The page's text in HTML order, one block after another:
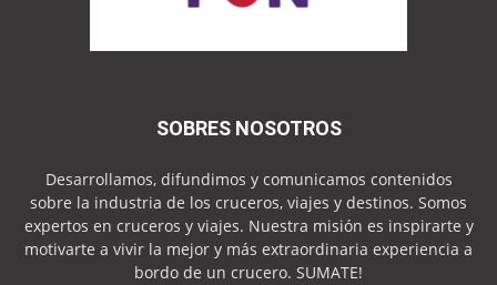
SOBRES NOSOTROS
Desarrollamos, difundimos y comunicamos contenidos
sobre la industria de los cruceros, viajes y destinos. Somos
expertos en cruceros y viajes. Nuestra misión es inspirarte y
motivarte a vivir la mejor y más extraordinaria experiencia a
bordo de un crucero. SUMATE!